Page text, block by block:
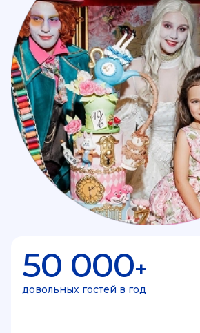
50 000+
довольных гостей в год